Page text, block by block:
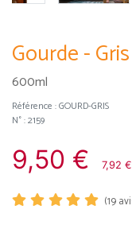
Gourde - Gris
600ml
Référence :GOURD-GRIS
N° : 2159
9,50 € 7,92
(19